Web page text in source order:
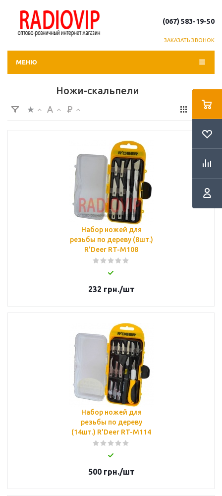
(067) 583-19-50
ЗАКАЗАТЬ ЗВОНОК
МЕНЮ
Ножи-скальпели
Набор ножей для
резьбы по дереву (8шт.)
R'Deer RT-M108
232 грн./шт
Набор ножей для
резьбы по дереву
(14шт.) R'Deer RT-M114
500грн./шт